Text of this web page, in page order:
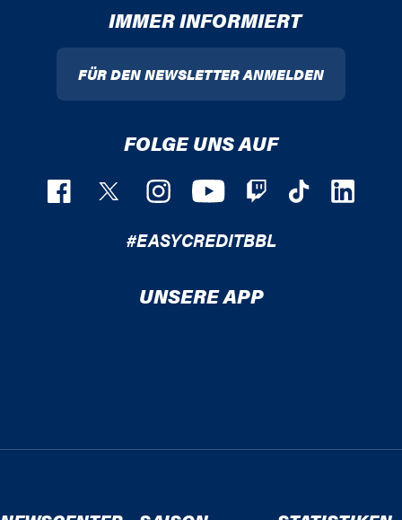
IMMER INFORMIERT
FÜR DEN NEWSLETTER ANMELDEN
FOLGE UNS AUF
#EASYCREDITBBL
UNSERE APP